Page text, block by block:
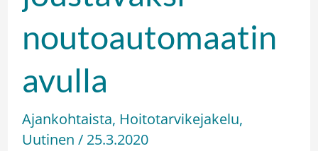
noutoautomaatin
avulla
Ajankohtaista, Hoitotarvikejakelu,
Uutinen / 25.3.2020